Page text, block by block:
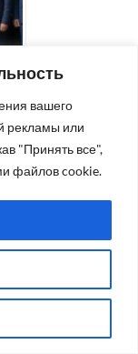
вашего
рекламы или
"Принять все",
файлов cookie.
4 5